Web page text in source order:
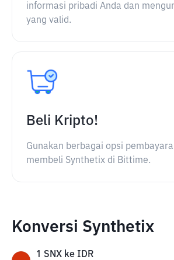
informasi pribadi Anda dan
yang valid.
Beli Kripto!
Gunakan berbagai opsi
membeli Synthetix di Bittime.
Konversi Synthetix
1 SNX ke IDR